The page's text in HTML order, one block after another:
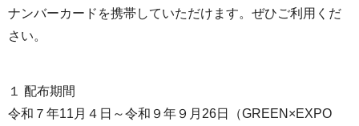
ナンバーカードを携帯していただけます。ぜひご利用くだ
さい。
１ 配布期間
令和７年11月４日～令和９年９月26日（GREEN×EXPO